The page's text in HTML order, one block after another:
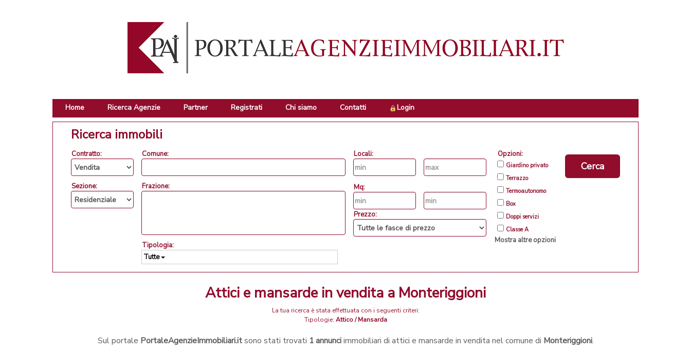
Home Ricerca Agenzie Partner Registrati Chi siamo Contatti Login
Ricerca immobili
Contratto:
Sezione:
Comune:
Frazione:
Tipologia:
Tutte
Locali:
Mq:
Prezzo:
Opzioni:
Giardino privato
Terrazzo
Termoautonomo
Box
Doppi servizi
Classe A
Mostra altre opzioni
Cerca
attici e mansarde in vendita a Monteriggioni
La tua ricerca è stata effettuata con i seguenti criteri:
Tipologie: Attico / Mansarda
Sul portale PortaleAgenzieImmobiliari.itsono stati trovati 1 annunciimmobiliari di attici e mansarde in vendita nel comune di Monteriggioni.